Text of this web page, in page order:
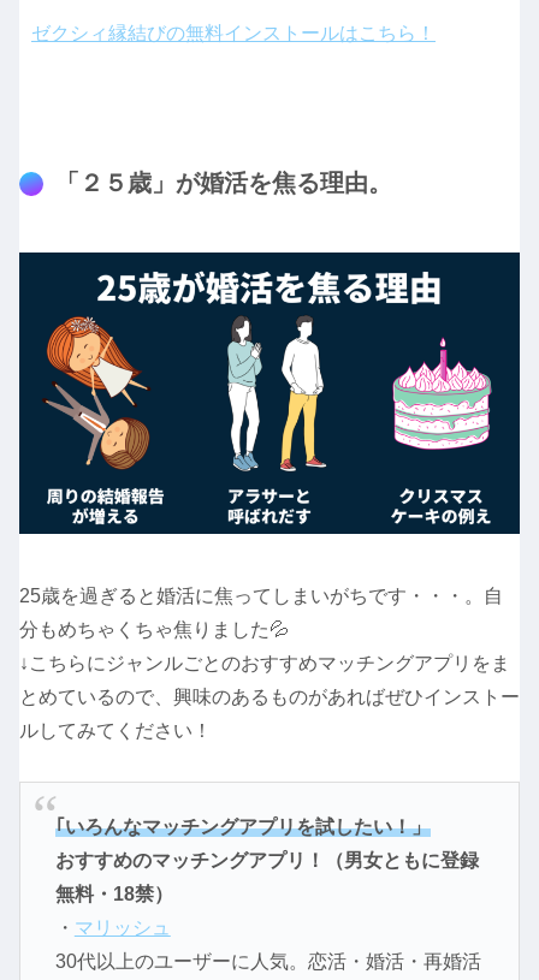
ゼクシィ縁結びの無料インストールはこちら！
「２５歳」が婚活を焦る理由。
25歳を過ぎると婚活に焦ってしまいがちです・・・。自
分もめちゃくちゃ焦りました💦
↓こちらにジャンルごとのおすすめマッチングアプリをま
とめているので、興味のあるものがあればぜひインストー
ルしてみてください！
｢いろんなマッチングアプリを試したい！」
おすすめのマッチングアプリ！（男女ともに登録
無料・18禁）
・ マリッシュ
30代以上のユーザーに人気。恋活・婚活・再婚活